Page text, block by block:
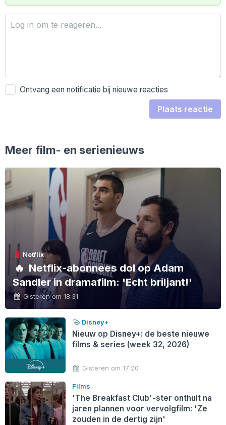
Ontvang een notificatie bij nieuwe reacties
Plaats reactie
Meer film- en serienieuws
Netflix
🔥 Netflix-abonnees dol op Adam
Sandler in dramafilm: 'Echt briljant!'
Gisteren om 18:31
Disney+
Nieuw op Disney+: de beste nieuwe
films & series (week 32, 2026)
Gisteren om 17:20
Films
'The Breakfast Club'-ster onthult na
jaren plannen voor vervolgfilm: 'Ze
zouden in de dertig zijn'